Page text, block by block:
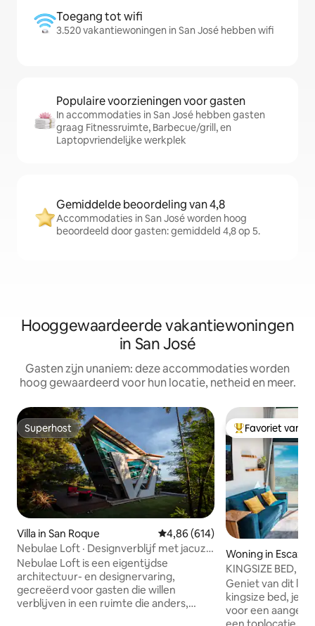
Toegang tot wifi
3.520 vakantiewoningen in San José hebben wifi
Populaire voorzieningen voor gasten
In accommodaties in San José hebben gasten
graag Fitnessruimte, Barbecue/grill, en
Laptopvriendelijke werkplek
Gemiddelde beoordeling van 4,8
Accommodaties in San José worden hoog
beoordeeld door gasten: gemiddeld 4,8 op 5.
Hooggewaardeerde vakantiewoningen
in San José
Gasten zijn unaniem: deze accommodaties worden
hoog gewaardeerd voor hun locatie, netheid en meer.
Superhost
Superhost
Villa in San Roque Gemiddelde beoordeling van
4,86 (614)
Nebulae Loft · Designverblijf met jacuzzi
en vuurplaats
Nebulae Loft is een eigentijdse
architectuur- en designervaring,
gecreëerd voor gasten die willen
verblijven in een ruimte die anders,
Topfavoriet van
Favoriet van
Woning in Escazu
KINGSIZE BED,
groene gebieden,
Geniet van dit
kingsize bed, je
voor een